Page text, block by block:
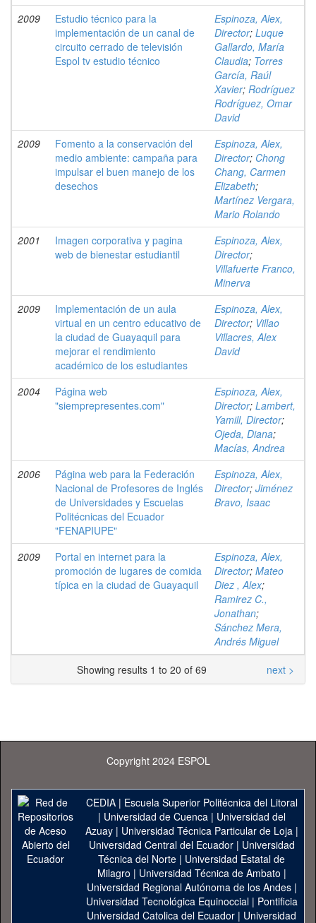
2009
Estudio técnico para la
implementación de un canal de
circuito cerrado de televisión
Espol tv estudio técnico
Espinoza, Alex,
Director; Luque
Gallardo, María
Claudia; Torres
García, Raúl
Xavier; Rodríguez
Rodríguez, Omar
David
2009
Fomento a la conservación del
medio ambiente: campaña para
impulsar el buen manejo de los
desechos
Espinoza, Alex,
Director; Chong
Chang, Carmen
Elizabeth;
Martínez Vergara,
Mario Rolando
2001
Imagen corporativa y pagina
web de bienestar estudiantil
Espinoza, Alex,
Director;
Villafuerte Franco,
Minerva
2009
Implementación de un aula
virtual en un centro educativo de
la ciudad de Guayaquil para
mejorar el rendimiento
académico de los estudiantes
Espinoza, Alex,
Director; Villao
Villacres, Alex
David
2004
Página web
"siemprepresentes.com"
Espinoza, Alex,
Director; Lambert,
Yamill, Director;
Ojeda, Diana;
Macías, Andrea
2006
Página web para la Federación
Nacional de Profesores de Inglés
de Universidades y Escuelas
Politécnicas del Ecuador
"FENAPIUPE"
Espinoza, Alex,
Director; Jiménez
Bravo, Isaac
2009
Portal en internet para la
promoción de lugares de comida
típica en la ciudad de Guayaquil
Espinoza, Alex,
Director; Mateo
Diez , Alex;
Ramirez C.,
Jonathan;
Sánchez Mera,
Andrés Miguel
Showing results 1 to 20 of 69
next >
Copyright 2024 ESPOL
CEDIA| Escuela Superior Politécnica del Litoral
| Universidad de Cuenca| Universidad del
Azuay| Universidad Técnica Particular de Loja|
Universidad Central del Ecuador| Universidad
Técnica del Norte | Universidad Estatal de
Milagro | Universidad Técnica de Ambato |
Universidad Regional Autónoma de los Andes|
Universidad Tecnológica Equinoccial| Pontificia
Universidad Catolica del Ecuador | Universidad